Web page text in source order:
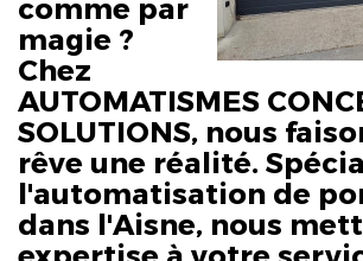
comme par
magie ?
Chez
AUTOMATISMES
SOLUTIONS, nous
rêve une réalité.
l'automatisation de
dans l'Aisne, nous